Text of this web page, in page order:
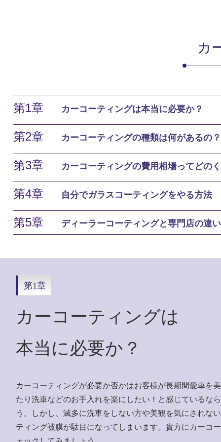
カ
第1章 カーコーティングは本当に必要か？
第2章 カーコーティングの種類は何があるの？
第3章 カーコーティングの費用相場ってどの
第4章 自分でガラスコーティングをやる方法
第5章 ディーラーコーティングと専門店の違
第1章
カーコーティングは
本当に必要か？
カーコーティングが必要か否かはお客様が長期間愛車を
たり洗車などのお手入れを楽にしたい！と感じているな
う。しかし、滅多に洗車をしない方や美観を気にされな
ティング被膜が駄目になってしまいます。貴方にカーコ